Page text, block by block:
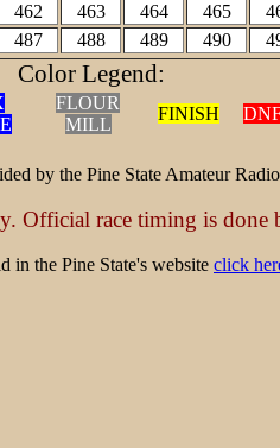
462 463 464 465
487 488 489 490
Color Legend:
FLOUR
MILL
FINISH
by the Pine State Amateur
Official race timing is done
in the Pine State's website click